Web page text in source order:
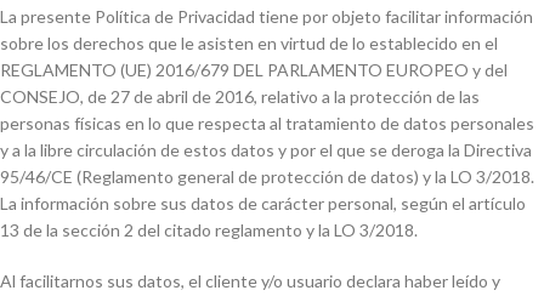
La presente Política de Privacidad tiene por objeto facilitar información
sobre los derechos que le asisten en virtud de lo establecido en el
REGLAMENTO (UE) 2016/679 DEL PARLAMENTO EUROPEO y del
CONSEJO, de 27 de abril de 2016, relativo a la protección de las
personas físicas en lo que respecta al tratamiento de datos personales
y a la libre circulación de estos datos y por el que se deroga la Directiva
95/46/CE (Reglamento general de protección de datos) y la LO 3/2018.
La información sobre sus datos de carácter personal, según el artículo
13 de la sección 2 del citado reglamento y la LO 3/2018.
Al facilitarnos sus datos, el cliente y/o usuario declara haber leído y